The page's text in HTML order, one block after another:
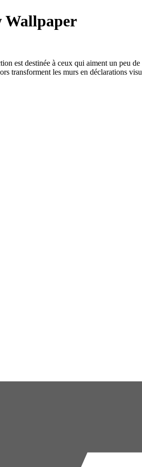
Wallpaper
est destinée à ceux qui aiment un peu
transforment les murs en déclarations